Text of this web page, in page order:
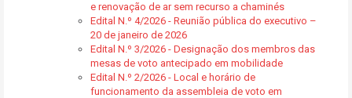
e renovação de ar sem recurso a chaminés
Edital N.º 4/2026 - Reunião pública do executivo –
20 de janeiro de 2026
Edital N.º 3/2026 - Designação dos membros das
mesas de voto antecipado em mobilidade
Edital N.º 2/2026 - Local e horário de
funcionamento da assembleia de voto em